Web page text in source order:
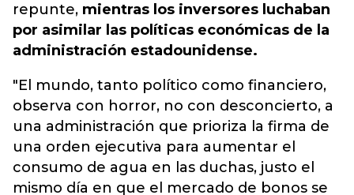
repunte, mientras los inversores luchaban
por asimilar las políticas económicas de la
administración estadounidense.
"El mundo, tanto político como financiero,
observa con horror, no con desconcierto, a
una administración que prioriza la firma de
una orden ejecutiva para aumentar el
consumo de agua en las duchas, justo el
mismo día en que el mercado de bonos se